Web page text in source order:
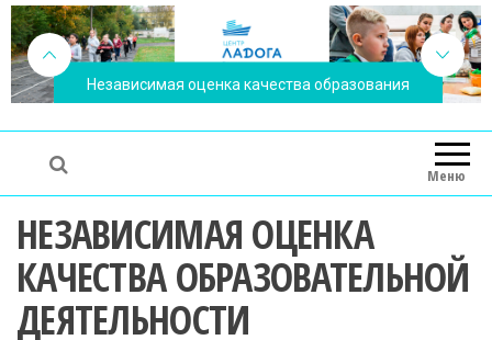
Независимая оценка качества образования
Меню
НЕЗАВИСИМАЯ ОЦЕНКА
КАЧЕСТВА ОБРАЗОВАТЕЛЬНОЙ
ДЕЯТЕЛЬНОСТИ